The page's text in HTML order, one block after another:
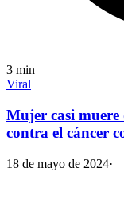
3 min
Viral
Mujer casi muere
contra el cáncer
18 de mayo de 2024·